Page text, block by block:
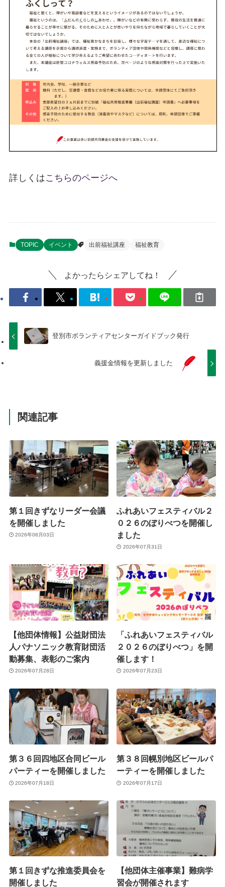
詳しくはこちらのページへ
TOPIC イベント 出前福祉講座 福祉教育
よかったらシェアしてね！
登別市ボランティアセンターガイドブック発行
義援金情報を更新しました
関連記事
第１回きずなリーダー会議
を開催しました
2026年08月03日
ふれあいフェスティバル２
０２６のぼりべつを開催し
ました
2026年07月31日
【他団体情報】公益財団法
人パナソニック教育財団活
動募集、表彰のご案内
2026年07月28日
「ふれあいフェスティバル
２０２６のぼりべつ」を開
催します！
2026年07月23日
第３６回四地区合同ビール
パーティーを開催しました
2026年07月18日
第３８回幌別地区ビールパ
ーティーを開催しました
2026年07月17日
第１回きずな推進委員会を
開催しました
【他団体主催事業】難病学
習会が開催されます